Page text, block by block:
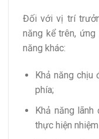
Đối với vị trí
năng kể trên,
năng khác:
Khả năng
phía;
Khả năng
thực hiện